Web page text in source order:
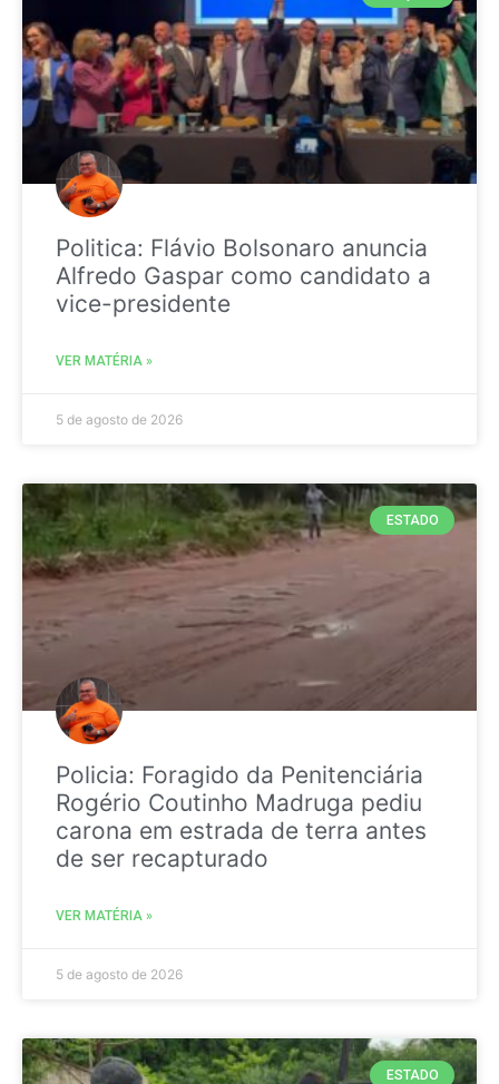
Politica: Flávio Bolsonaro anuncia
Alfredo Gaspar como candidato a
vice-presidente
VER MATÉRIA »
5 de agosto de 2026
ESTADO
Policia: Foragido da Penitenciária
Rogério Coutinho Madruga pediu
carona em estrada de terra antes
de ser recapturado
VER MATÉRIA »
5 de agosto de 2026
ESTADO